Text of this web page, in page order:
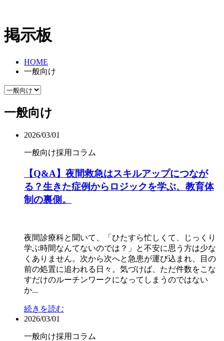
掲示板
HOME
一般向け
一般向け
2026/03/01
一般向け採用コラム
【Q&A】夜間救急はスキルアップにつなが
る？生きた症例からロジックを学ぶ、教育体
制の裏側。
夜間診療科と聞いて、「ひたすら忙しくて、じっくり
学ぶ時間なんてないのでは？」と不安に思う方は少な
くありません。次から次へと急患が運び込まれ、目の
前の処置に追われる日々。気づけば、ただ件数をこな
すだけのルーチンワークになってしまうのではない
か...
続きを読む
2026/03/01
一般向け採用コラム